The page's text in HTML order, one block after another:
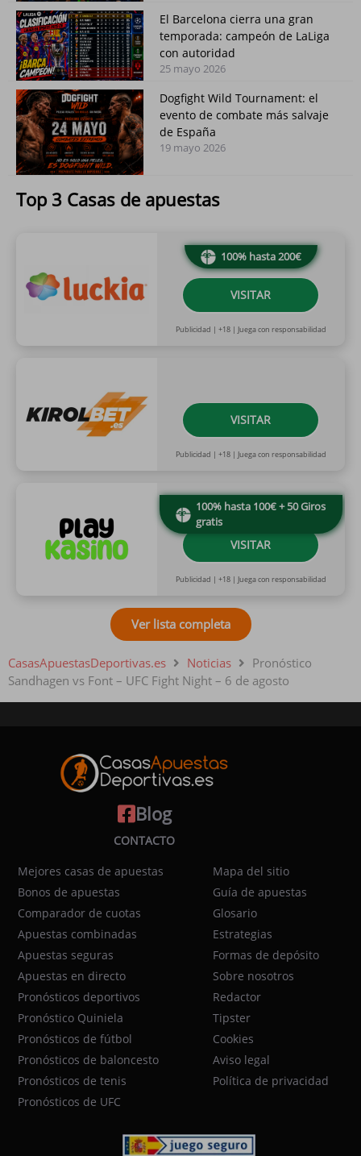
El Barcelona cierra una gran
temporada: campeón de LaLiga
con autoridad
25 mayo 2026
Dogfight Wild Tournament: el
evento de combate más salvaje
de España
19 mayo 2026
Top 3 Casas de apuestas
100% hasta 200€
VISITAR
Publicidad | +18 | Juega con responsabilidad
VISITAR
Publicidad | +18 | Juega con responsabilidad
100% hasta 100€ + 50 Giros
gratis
VISITAR
Publicidad | +18 | Juega con responsabilidad
Ver lista completa
CasasApuestasDeportivas.es Noticias
Pronóstico
Sandhagen vs Font – UFC Fight Night – 6 de agosto
Blog
CONTACTO
Mejores casas de apuestas
Bonos de apuestas
Comparador de cuotas
Apuestas combinadas
Apuestas seguras
Apuestas en directo
Pronósticos deportivos
Pronóstico Quiniela
Pronósticos de fútbol
Pronósticos de baloncesto
Pronósticos de tenis
Pronósticos de UFC
Mapa del sitio
Guía de apuestas
Glosario
Estrategias
Formas de depósito
Sobre nosotros
Redactor
Tipster
Cookies
Aviso legal
Política de privacidad